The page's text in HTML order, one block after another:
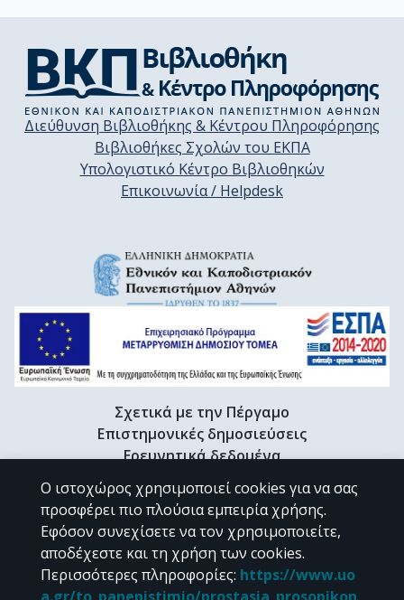
Διεύθυνση Βιβλιοθήκης & Κέντρου Πληροφόρησης
Βιβλιοθήκες Σχολών του ΕΚΠΑ
Υπολογιστικό Κέντρο Βιβλιοθηκών
Επικοινωνία / Helpdesk
Σχετικά με την Πέργαμο
Επιστημονικές δημοσιεύσεις
Ερευνητικά δεδομένα
Διδακτορικές διατριβές & Γκρίζα βιβλιογραφία
Προφίλ Ερευνητή
CC BY-NC 4.0
Ο ιστοχώρος χρησιμοποιεί cookies για να σας
προσφέρει πιο πλούσια εμπειρία χρήσης.
Εφόσον συνεχίσετε να τον χρησιμοποιείτε,
αποδέχεστε και τη χρήση των cookies.
Περισσότερες πληροφορίες: https://www.uo